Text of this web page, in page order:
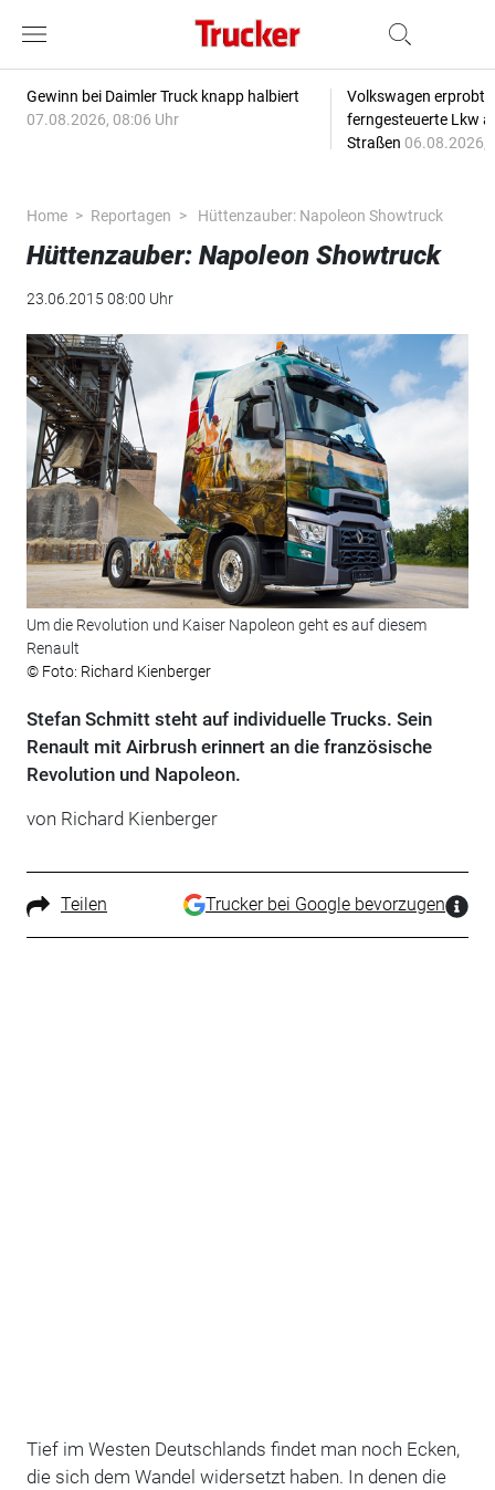
Gewinn bei Daimler Truck knapp halbiert
07.08.2026, 08:06 Uhr
Volkswagen erprobt
ferngesteuerte Lkw
Straßen 06.08.2026,
Home Reportagen Hüttenzauber: Napoleon Showtruck
Hüttenzauber: Napoleon Showtruck
23.06.2015 08:00 Uhr
Um die Revolution und Kaiser Napoleon geht es auf diesem
Renault
© Foto: Richard Kienberger
Stefan Schmitt steht auf individuelle Trucks. Sein
Renault mit Airbrush erinnert an die französische
Revolution und Napoleon.
von Richard Kienberger
Teilen Trucker bei Google bevorzugen
Tief im Westen Deutschlands findet man noch Ecken,
die sich dem Wandel widersetzt haben. In denen die